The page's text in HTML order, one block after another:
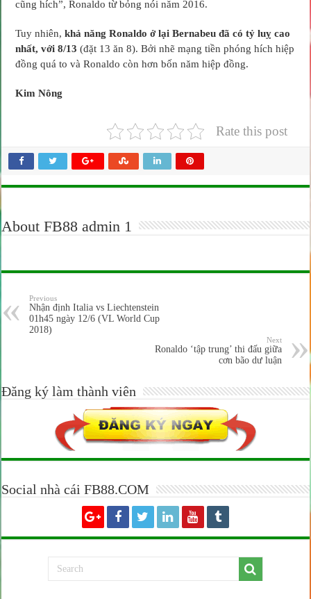
cũng hích”, Ronaldo từ bỏng nói năm 2016.
Tuy nhiên,khả năng Ronaldo ở lại Bernabeu đã có tỷ luỵ cao
nhất, với 8/13 (đặt 13 ăn 8). Bởi nhẽ mạng tiền phóng hích hiệp
đồng quá to và Ronaldo còn hơn bốn năm hiệp đồng.
Kim Nông
Rate this post
About FB88 admin 1
Previous
Nhận định Italia vs Liechtenstein
01h45 ngày 12/6 (VL World Cup
2018)
Next
Ronaldo ‘tập trung’ thi đấu giữa
cơn bão dư luận
Đăng ký làm thành viên
Social nhà cái FB88.COM